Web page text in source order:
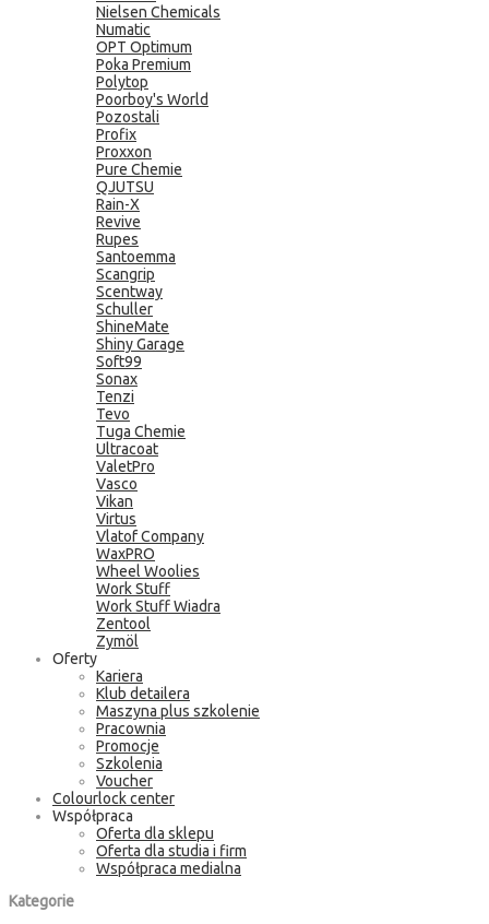
Nielsen Chemicals
Numatic
OPT Optimum
Poka Premium
Polytop
Poorboy's World
Pozostali
Profix
Proxxon
Pure Chemie
QJUTSU
Rain-X
Revive
Rupes
Santoemma
Scangrip
Scentway
Schuller
ShineMate
Shiny Garage
Soft99
Sonax
Tenzi
Tevo
Tuga Chemie
Ultracoat
ValetPro
Vasco
Vikan
Virtus
Vlatof Company
WaxPRO
Wheel Woolies
Work Stuff
Work Stuff Wiadra
Zentool
Zymöl
Oferty
Kariera
Klub detailera
Maszyna plus szkolenie
Pracownia
Promocje
Szkolenia
Voucher
Colourlock center
Współpraca
Oferta dla sklepu
Oferta dla studia i firm
Współpraca medialna
Kategorie